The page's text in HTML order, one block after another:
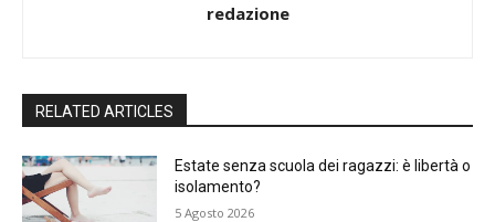
redazione
RELATED ARTICLES
Estate senza scuola dei ragazzi: è libertà o
isolamento?
5 Agosto 2026